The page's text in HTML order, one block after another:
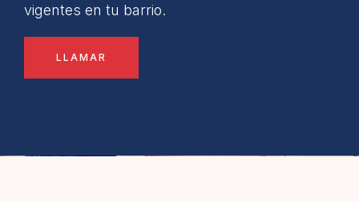
vigentes en tu barrio.
LLAMAR